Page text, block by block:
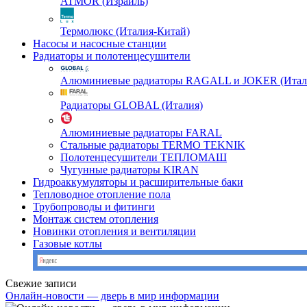
Термолюкс (Италия-Китай)
Насосы и насосные станции
Радиаторы и полотенцесушители
Алюминиевые радиаторы RAGALL и JOKER
Радиаторы GLOBAL (Италия)
Алюминиевые радиаторы FARAL
Стальные радиаторы TERMO TEKNIK
Полотенцесушители ТЕПЛОМАШ
Чугунные радиаторы KIRAN
Гидроаккумуляторы и расширительные баки
Тепловодное отопление пола
Трубопроводы и фитинги
Монтаж систем отопления
Новинки отопления и вентиляции
Газовые котлы
Свежие записи
Онлайн-новости — дверь в мир информации